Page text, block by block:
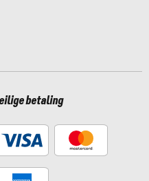
betaling